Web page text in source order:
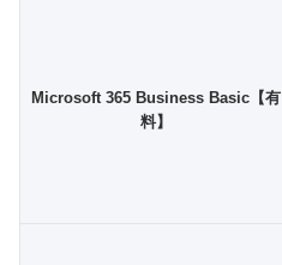
Microsoft 365 Business Basic【有
料】